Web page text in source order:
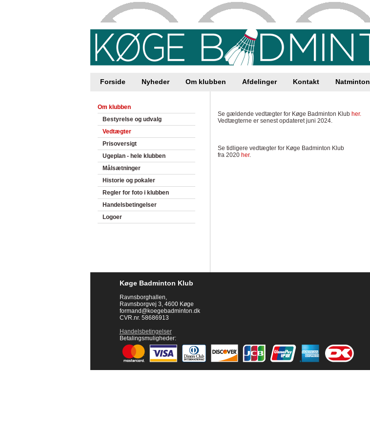
Forside Nyheder Om klubben Afdelinger Kontakt Natminton
Om klubben
Bestyrelse og udvalg
Vedtægter
Prisoversigt
Ugeplan - hele klubben
Målsætninger
Historie og pokaler
Regler for foto i klubben
Handelsbetingelser
Logoer
Se gældende vedtægter for Køge Badminton Klubher.
Vedtægterne er senest opdateret juni 2024.
Se tidligere vedtægter for Køge Badminton Klub
fra 2020 her.
Køge Badminton Klub
Ravnsborghallen,
Ravnsborgvej 3, 4600 Køge
formand@koegebadminton.dk
CVR.nr. 58686913
Handelsbetingelser
Betalingsmuligheder: